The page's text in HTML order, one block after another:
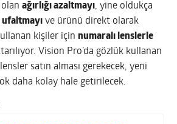
olanağırlığı azaltmayı, yine oldukça
ve ürünü direkt olarak
kişiler içinnumaralı lenslerle
Vision Pro’da gözlük kullanan
satın alması gerekecek, yeni
daha kolay hale getirilecek.